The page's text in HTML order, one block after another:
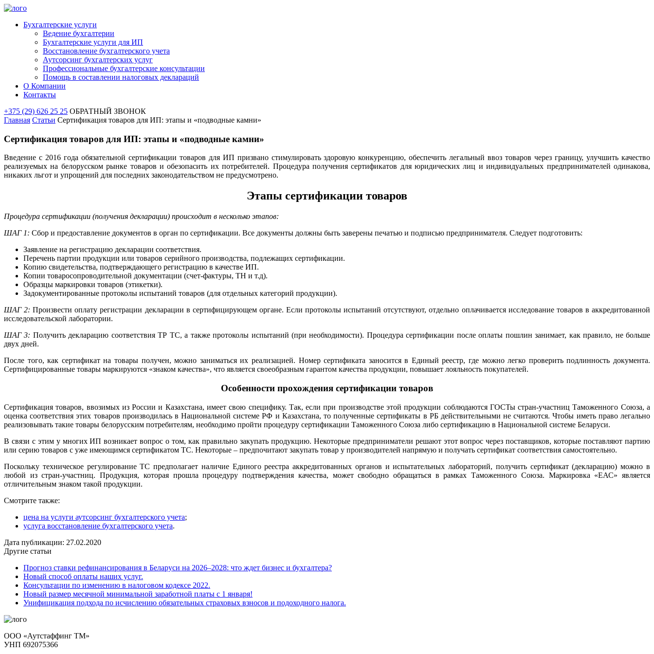
Бухгалтерские услуги
Ведение бухгалтерии
Бухгалтерские услуги для ИП
Восстановление бухгалтерского учета
Аутсорсинг бухгалтерских услуг
Профессиональные бухгалтерские консультации
Помощь в составлении налоговых деклараций
О Компании
Контакты
+375 (29) 626 25 25 ОБРАТНЫЙ ЗВОНОК
Главная Статьи Сертификация товаров для ИП: этапы и «подводные камни»
Сертификация товаров для ИП: этапы и «подводные камни»
Введение с 2016 года обязательной сертификации товаров для ИП призвано стимулировать здоровую конкуренцию, обеспечить легальный ввоз товаров через границу, улучшить качество
реализуемых на белорусском рынке товаров и обезопасить их потребителей. Процедура получения сертификатов для юридических лиц и индивидуальных предпринимателей одинакова,
никаких льгот и упрощений для последних законодательством не предусмотрено.
Этапы сертификации товаров
Процедура сертификации (получения декларации) происходит в несколько этапов:
ШАГ 1: Сбор и предоставление документов в орган по сертификации. Все документы должны быть заверены печатью и подписью предпринимателя. Следует подготовить:
Заявление на регистрацию декларации соответствия.
Перечень партии продукции или товаров серийного производства, подлежащих сертификации.
Копию свидетельства, подтверждающего регистрацию в качестве ИП.
Копии товаросопроводительной документации (счет-фактуры, ТН и т.д).
Образцы маркировки товаров (этикетки).
Задокументированные протоколы испытаний товаров (для отдельных категорий продукции).
ШАГ 2: Произвести оплату регистрации декларации в сертифицирующем органе. Если протоколы испытаний отсутствуют, отдельно оплачивается исследование товаров в аккредитованной
исследовательской лаборатории.
ШАГ 3: Получить декларацию соответствия ТР ТС, а также протоколы испытаний (при необходимости). Процедура сертификации после оплаты пошлин занимает, как правило, не больше
двух дней.
После того, как сертификат на товары получен, можно заниматься их реализацией. Номер сертификата заносится в Единый реестр, где можно легко проверить подлинность документа.
Сертифицированные товары маркируются «знаком качества», что является своеобразным гарантом качества продукции, повышает лояльность покупателей.
Особенности прохождения сертификации товаров
Сертификация товаров, ввозимых из России и Казахстана, имеет свою специфику. Так, если при производстве этой продукции соблюдаются ГОСТы стран-участниц Таможенного Союза, а
оценка соответствия этих товаров производилась в Национальной системе РФ и Казахстана, то полученные сертификаты в РБ действительными не считаются. Чтобы иметь право легально
реализовывать такие товары белорусским потребителям, необходимо пройти процедуру сертификации Таможенного Союза либо сертификацию в Национальной системе Беларуси.
В связи с этим у многих ИП возникает вопрос о том, как правильно закупать продукцию. Некоторые предприниматели решают этот вопрос через поставщиков, которые поставляют партию
или серию товаров с уже имеющимся сертификатом ТС. Некоторые – предпочитают закупать товар у производителей напрямую и получать сертификат соответствия самостоятельно.
Поскольку техническое регулирование ТС предполагает наличие Единого реестра аккредитованных органов и испытательных лабораторий, получить сертификат (декларацию) можно в
любой из стран-участниц. Продукция, которая прошла процедуру подтверждения качества, может свободно обращаться в рамках Таможенного Союза. Маркировка «ЕАС» является
отличительным знаком такой продукции.
Смотрите также:
цена на услуги аутсорсинг бухгалтерского учета;
услуга восстановление бухгалтерского учета.
Дата публикации: 27.02.2020
Другие статьи
Прогноз ставки рефинансирования в Беларуси на 2026–2028: что ждет бизнес и бухгалтера?
Новый способ оплаты наших услуг.
Консультации по изменению в налоговом кодексе 2022.
Новый размер месячной минимальной заработной платы с 1 января!
Унифицикация подхода по исчислению обязательных страховых взносов и подоходного налога.
ООО «Аутстаффинг ТМ»
УНП 692075366